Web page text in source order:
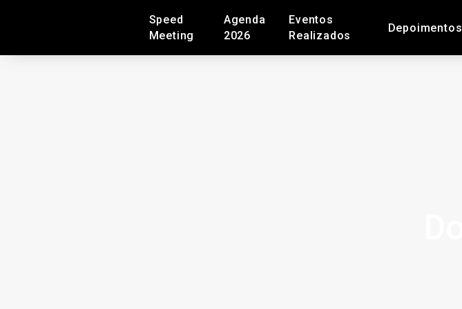
Speed
Meeting
Agenda
2026
Eventos
Realizados
Depoimentos